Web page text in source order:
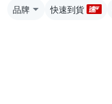
品牌 快速到貨